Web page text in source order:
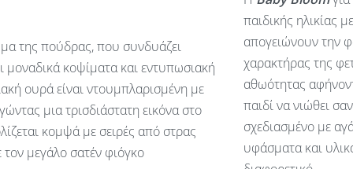
της πούδρας, που συνδυάζει
μοναδικά κοψίματα και εντυπωσιακή
ουρά είναι ντουμπλαρισμένη με
μια τρισδιάστατη εικόνα στο
κομψά με σειρές από στρας
μεγάλο σατέν φιόγκο
παιδικής ηλικίας
απογειώνουν την
χαρακτήρας της
αθωότητας
παιδί να νιώθει
σχεδιασμένο με
υφάσματα και